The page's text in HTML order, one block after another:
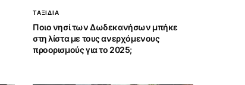
ΤΑΞΙΔΙΑ
Ποιο νησί των Δωδεκανήσων μπήκε
στη λίστα με τους ανερχόμενους
προορισμούς για το 2025;